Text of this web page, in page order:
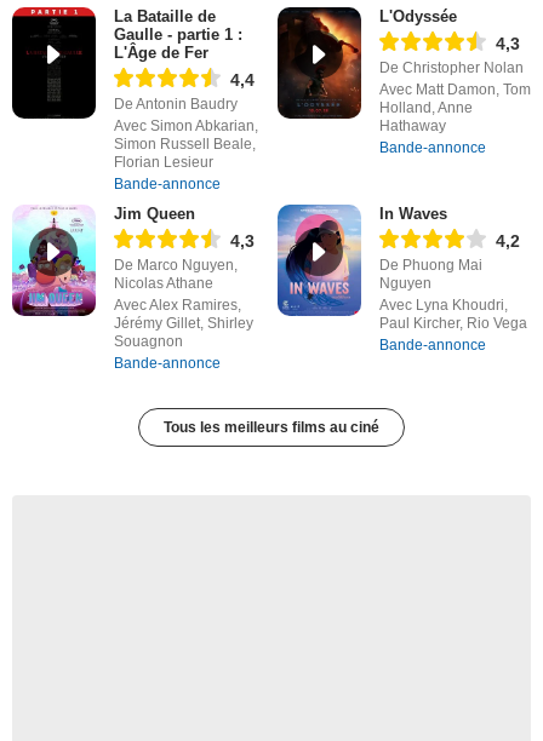
La Bataille de
Gaulle - partie 1 :
L'Âge de Fer
4,4
De Antonin Baudry
Avec Simon Abkarian,
Simon Russell Beale,
Florian Lesieur
Bande-annonce
L'Odyssée
4,3
De Christopher Nolan
Avec Matt Damon, Tom
Holland, Anne
Hathaway
Bande-annonce
Jim Queen
4,3
De Marco Nguyen,
Nicolas Athane
Avec Alex Ramires,
Jérémy Gillet, Shirley
Souagnon
Bande-annonce
In Waves
4,2
De Phuong Mai
Nguyen
Avec Lyna Khoudri,
Paul Kircher, Rio Vega
Bande-annonce
Tous les meilleurs films au ciné